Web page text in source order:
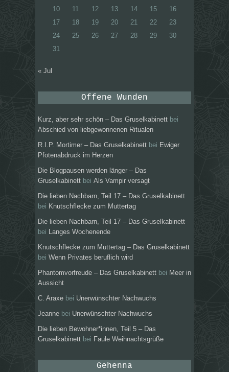
10
11 12 13 14 15
16
17
18 19 20 21 22
23
24
25 26 27 28 29
30
31
« Jul
Offene Wunden
Kurz, aber sehr schön – Das Gruselkabinett bei
Abschied von liebgewonnenen Ritualen
R.I.P. Mortimer – Das Gruselkabinett bei Ewiger
Pfotenabdruck im Herzen
Die Blogpausen werden länger – Das
Gruselkabinett bei Als Vampir versagt
Die lieben Nachbarn, Teil 17 – Das Gruselkabinett
bei Knutschflecke zum Muttertag
Die lieben Nachbarn, Teil 17 – Das Gruselkabinett
bei
Langes Wochenende
Knutschflecke zum Muttertag – Das Gruselkabinett
bei Wenn Privates beruflich wird
Phantomvorfreude – Das Gruselkabinett bei Meer in
Aussicht
C. Araxe bei Unerwünschter Nachwuchs
Jeanne bei Unerwünschter Nachwuchs
Die lieben Bewohner*innen, Teil 5 – Das
Gruselkabinett bei Faule Weihnachtsgrüße
Gehenna